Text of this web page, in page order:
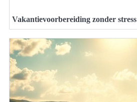
Vakantievoorbereiding zonder stress